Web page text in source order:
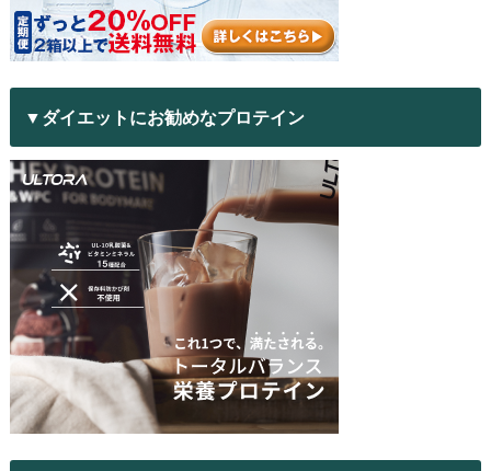
▼ダイエットにお勧めなプロテイン